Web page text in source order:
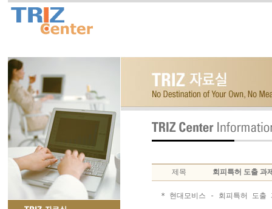
제목 회피특허 도출 과
* 현대모비스 - 회피특허 도출